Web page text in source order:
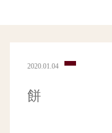
2020.01.04
餅